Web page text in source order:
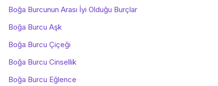
Boğa Burcunun Arası İyi Olduğu Burçlar
Boğa Burcu Aşk
Boğa Burcu Çiçeği
Boğa Burcu Cinsellik
Boğa Burcu Eğlence